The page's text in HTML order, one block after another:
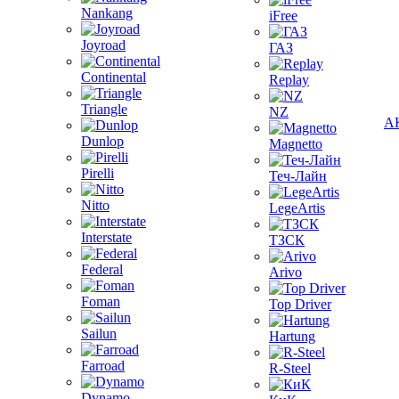
Nankang
Joyroad
Continental
Triangle
Dunlop
Pirelli
Nitto
Interstate
Federal
Foman
Sailun
Farroad
iFree
ГАЗ
Replay
NZ
Magnetto
Теч-Лайн
LegeArtis
ТЗСК
Arivo
Top Driver
Hartung
R-Steel